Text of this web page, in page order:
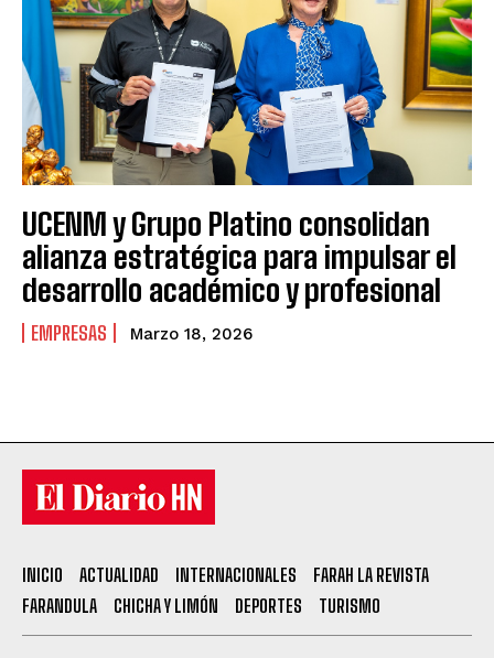
UCENM y Grupo Platino consolidan
alianza estratégica para impulsar el
desarrollo académico y profesional
EMPRESAS Marzo 18, 2026
INICIO ACTUALIDAD INTERNACIONALES
FARAH LA REVISTA
FARANDULA
CHICHA Y LIMÓN DEPORTES TURISMO